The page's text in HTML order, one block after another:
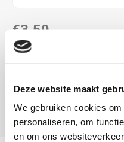
Deze website maakt
We gebruiken cookies
personaliseren, om
en om ons
€3,50
DIRECT LEVERBAAR